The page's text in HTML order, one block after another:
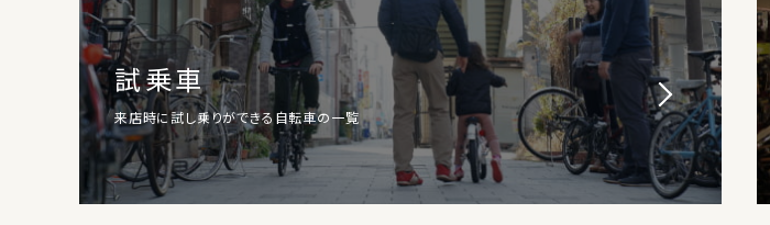
試乗車
来店時に試し乗りができる自転車の一覧